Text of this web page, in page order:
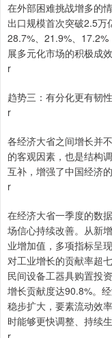
在外部困难挑战增多的
出口规模首次突破2.5万
28.7%、21.9%、
展多元化市场的积极成效
r
趋势三：有分化更有韧性
r
各经济大省之间增长并
的客观因素，也是结构
互补，增强了中国经济
r
在经济大省一季度的数
场信心持续改善。从新
业增加值，多项指标呈
对工业增长的贡献率超
民间设备工器具购置投
增长贡献度达90.8%。
稳步扩大，要素流动效
时能够更快调整、持续生